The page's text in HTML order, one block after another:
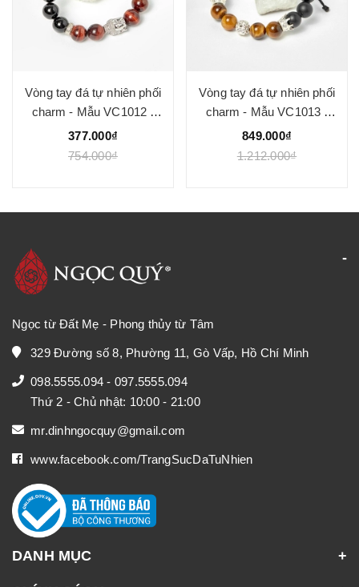
Vòng tay đá tự nhiên phối
charm - Mẫu VC1012 -
Ngọc Quý
377.000₫
754.000₫
Vòng tay đá tự nhiên phối
charm - Mẫu VC1013 -
Ngọc Quý
849.000₫
1.212.000₫
Ngọc từ Đất Mẹ - Phong thủy từ Tâm
329 Đường số 8, Phường 11, Gò Vấp, Hồ Chí Minh
098.5555.094 - 097.5555.094
Thứ 2 - Chủ nhật: 10:00 - 21:00
mr.dinhngocquy@gmail.com
www.facebook.com/TrangSucDaTuNhien
DANH MỤC